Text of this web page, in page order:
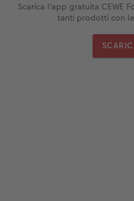
Scarica l'app gratuita CEWE
tanti prodotti con